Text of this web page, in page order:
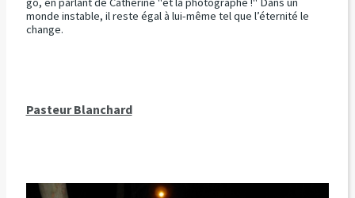
monde instable, il reste égal à lui-même tel que l’éternité le
change.
Pasteur Blanchard